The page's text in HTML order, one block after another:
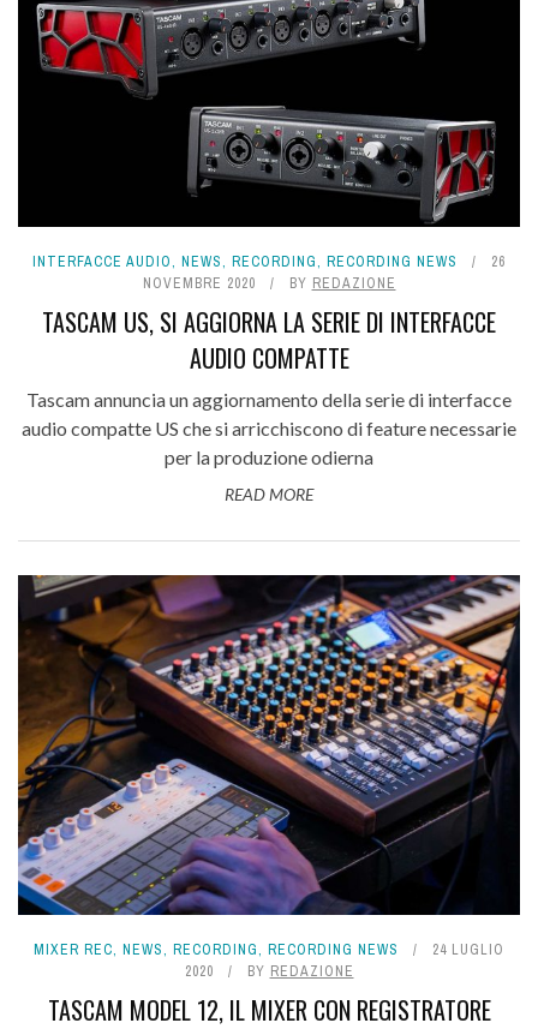
INTERFACCE AUDIO, NEWS, RECORDING, RECORDING NEWS
26
NOVEMBRE 2020
BY REDAZIONE
TASCAM US, SI AGGIORNA LA SERIE DI INTERFACCE
AUDIO COMPATTE
Tascam annuncia un aggiornamento della serie di interfacce
audio compatte US che si arricchiscono di feature necessarie
per la produzione odierna
READ MORE
MIXER REC, NEWS, RECORDING, RECORDING NEWS
24 LUGLIO
2020
BY REDAZIONE
TASCAM MODEL 12, IL MIXER CON REGISTRATORE